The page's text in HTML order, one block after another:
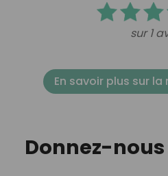
sur 1
En savoir plus sur la
Donnez-